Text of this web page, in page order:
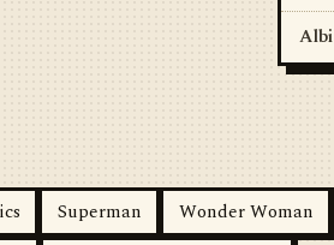
Albi
Superman Wonder Woman